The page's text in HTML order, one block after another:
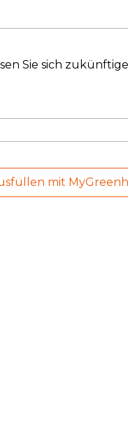
Sie sich zukünftige
mit